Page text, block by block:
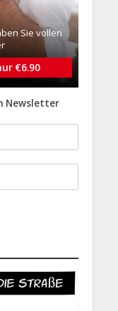
Sie vollen
€6.90
Newsletter